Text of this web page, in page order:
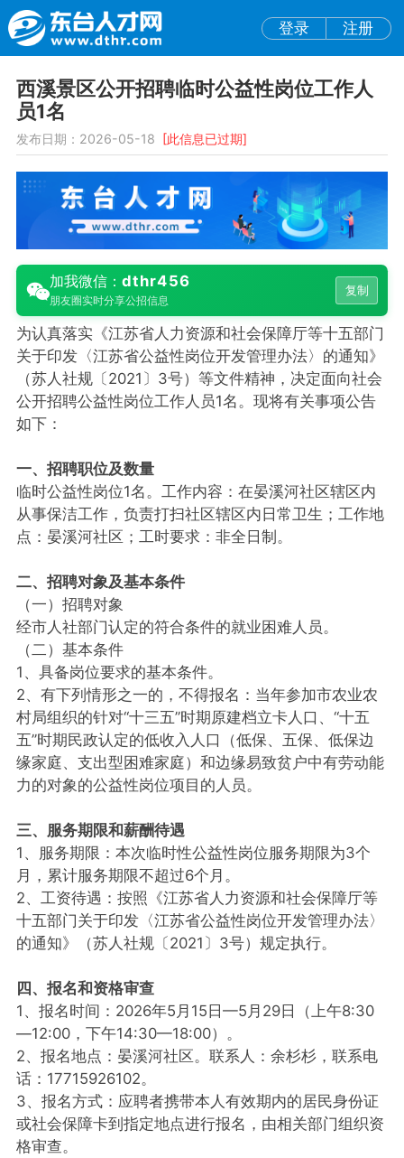
登录 注册
西溪景区公开招聘临时公益性岗位工作人
员1名
发布日期：2026-05-18 [此信息已过期]
加我微信： dthr456
朋友圈实时分享公招信息
复制
为认真落实《江苏省人力资源和社会保障厅等十五部门
关于印发〈江苏省公益性岗位开发管理办法〉的通知》
（苏人社规〔2021〕3号）等文件精神，决定面向社会
公开招聘公益性岗位工作人员1名。现将有关事项公告
如下：
一、招聘职位及数量
临时公益性岗位1名。工作内容：在晏溪河社区辖区内
从事保洁工作，负责打扫社区辖区内日常卫生；工作地
点：晏溪河社区；工时要求：非全日制。
二、招聘对象及基本条件
（一）招聘对象
经市人社部门认定的符合条件的就业困难人员。
（二）基本条件
1、具备岗位要求的基本条件。
2、有下列情形之一的，不得报名：当年参加市农业农
村局组织的针对“十三五”时期原建档立卡人口、“十五
五”时期民政认定的低收入人口（低保、五保、低保边
缘家庭、支出型困难家庭）和边缘易致贫户中有劳动能
力的对象的公益性岗位项目的人员。
三、服务期限和薪酬待遇
1、服务期限：本次临时性公益性岗位服务期限为3个
月，累计服务期限不超过6个月。
2、工资待遇：按照《江苏省人力资源和社会保障厅等
十五部门关于印发〈江苏省公益性岗位开发管理办法〉
的通知》（苏人社规〔2021〕3号）规定执行。
四、报名和资格审查
1、报名时间：2026年5月15日—5月29日（上午8:30
—12:00，下午14:30—18:00）。
2、报名地点：晏溪河社区。联系人：余杉杉，联系电
话：17715926102。
3、报名方式：应聘者携带本人有效期内的居民身份证
或社会保障卡到指定地点进行报名，由相关部门组织资
格审查。